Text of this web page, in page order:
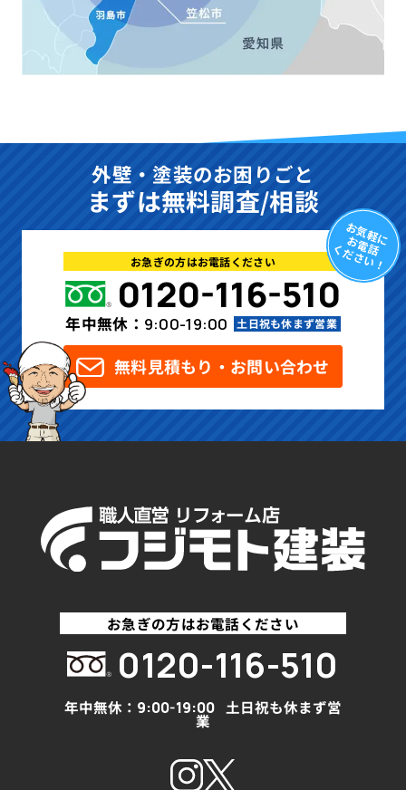
外壁・塗装のお困りごと
まずは無料調査/相談
お気軽に
お電話
ください！
お急ぎの方はお電話ください
0120-116-510
年中無休： 9:00-19:00 土日祝も休まず営業
無料見積もり・お問い合わせ
お急ぎの方はお電話ください
0120-116-510
年中無休： 9:00-19:00 土日祝も休まず営
業